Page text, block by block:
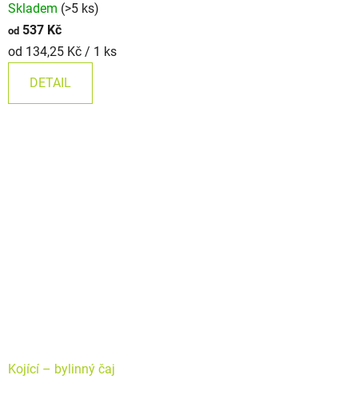
Skladem (>5 ks)
od 537 Kč
Měrná
od 134,25 Kč / 1 ks
DETAIL
Kojící – bylinný čaj